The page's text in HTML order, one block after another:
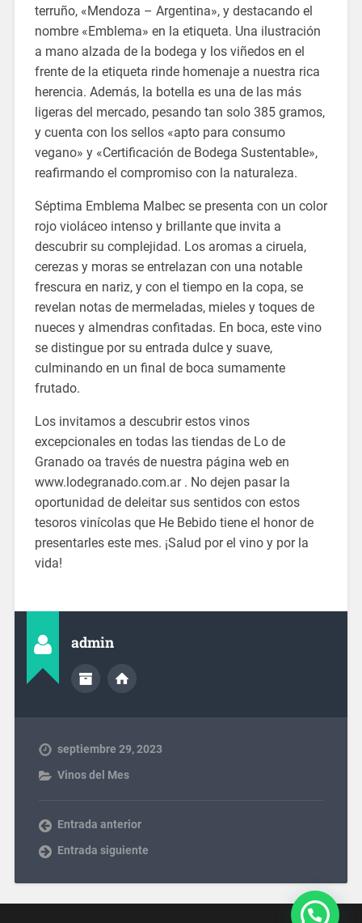
terruño, «Mendoza – Argentina», y destacando el
nombre «Emblema» en la etiqueta. Una ilustración
a mano alzada de la bodega y los viñedos en el
frente de la etiqueta rinde homenaje a nuestra rica
herencia. Además, la botella es una de las más
ligeras del mercado, pesando tan solo 385 gramos,
y cuenta con los sellos «apto para consumo
vegano» y «Certificación de Bodega Sustentable»,
reafirmando el compromiso con la naturaleza.
Séptima Emblema Malbec se presenta con un color
rojo violáceo intenso y brillante que invita a
descubrir su complejidad. Los aromas a ciruela,
cerezas y moras se entrelazan con una notable
frescura en nariz, y con el tiempo en la copa, se
revelan notas de mermeladas, mieles y toques de
nueces y almendras confitadas. En boca, este vino
se distingue por su entrada dulce y suave,
culminando en un final de boca sumamente
frutado.
Los invitamos a descubrir estos vinos
excepcionales en todas las tiendas de Lo de
Granado oa través de nuestra página web en
www.lodegranado.com.ar . No dejen pasar la
oportunidad de deleitar sus sentidos con estos
tesoros vinícolas que He Bebido tiene el honor de
presentarles este mes. ¡Salud por el vino y por la
vida!
admin
septiembre 29, 2023
Vinos del Mes
Entrada anterior
Entrada siguiente